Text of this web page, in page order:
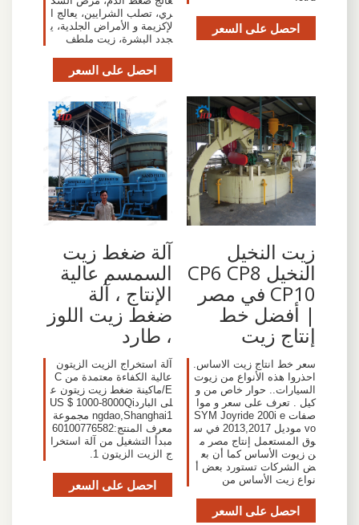
احصل على السعر
ري، تصلب الشرايين، يعالج ا
لإكزيمة و الأمراض الجلدية، ي
جدد البشرة، زيت ملطف
احصل على السعر
زيت النخيل
النخيل CP6 CP8
CP10 في مصر
| أفضل خط
إنتاج زيت
سعر خط انتاج زيت الاساس.
احذروا هذه الأنواع من زيوت
السيارات.. حوار خاص من و
كيل . تعرف على سعر و موا
صفات SYM Joyride 200i e
vo موديل 2013,2017 في س
وق المستعمل إنتاج مصر م
ن زيوت الأساس كما أن بع
ض الشركات تستورد بعض أ
نواع زيت الأساس من
احصل على السعر
آلة ضغط زيت
السمسم عالية
الإنتاج ، آلة
ضغط زيت اللوز
، طارد
آلة استخراج الزيت الزيتون
عالية الكفاءة معتمدة من C
E/ماكينة ضغط زيت زيتون ع
لى الباردUS $ 1000-8000Qi
ngdao,Shanghai1 مجموعة
معرف المنتج:60100776582
مبدأ التشغيل من آلة استخرا
ج الزيت الزيتون 1.
احصل على السعر